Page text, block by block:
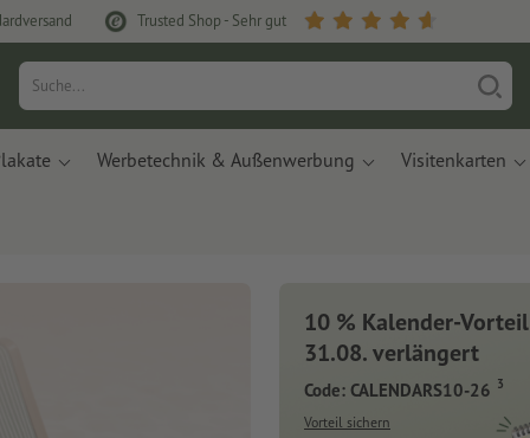
Trusted Shop - Sehr gut
Werbetechnik & Außenwerbung Visitenkarten
10 % Kalender-
31.08. verlängert
Code: CALENDARS10-26 3
Vorteil sichern